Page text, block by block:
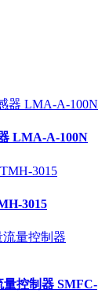
LMA-A-100N
3015
控制器 SMFC-